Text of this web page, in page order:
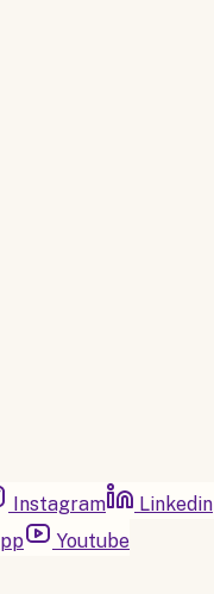
Instagram Linkedin
Youtube